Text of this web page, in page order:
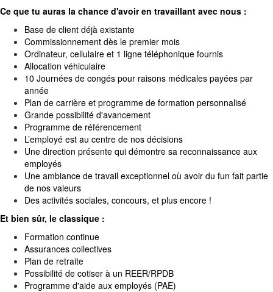
Ce que tu auras la chance d'avoir en travaillant avec nous :
Base de client déjà existante
Commissionnement dès le premier mois
Ordinateur, cellulaire et 1 ligne téléphonique fournis
Allocation véhiculaire
10 Journées de congés pour raisons médicales payées par
année
Plan de carrière et programme de formation personnalisé
Grande possibilité d'avancement
Programme de référencement
L’employé est au centre de nos décisions
Une direction présente qui démontre sa reconnaissance aux
employés
Une ambiance de travail exceptionnel où avoir du fun fait partie
de nos valeurs
Des activités sociales, concours, et plus encore !
Et bien sûr, le classique :
Formation continue
Assurances collectives
Plan de retraite
Possibilité de cotiser à un REER/RPDB
Programme d'aide aux employés (PAE)